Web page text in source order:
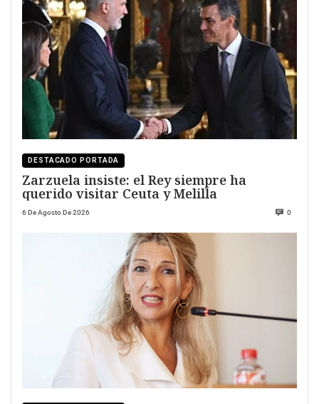
DESTACADO PORTADA
Zarzuela insiste: el Rey siempre ha
querido visitar Ceuta y Melilla
6 De Agosto De 2026 0